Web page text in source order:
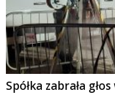
Spółka zabrała